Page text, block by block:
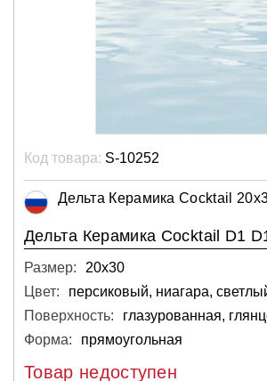
Код товара: S-10252
Дельта Керамика Cocktail
Дельта Керамика Cocktail D1
Размер:
20х30
Цвет:
Поверхность:
глазурованная,
Форма:
прямоугольная
Товар недоступен